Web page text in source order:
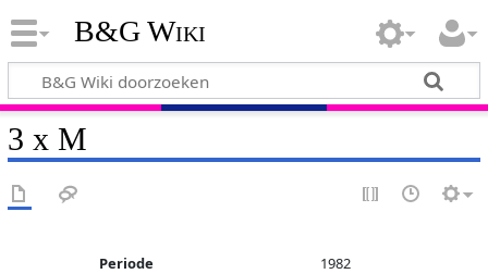
B&G Wiki
3 x M
Periode 1982